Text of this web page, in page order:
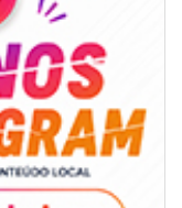
rápida em frente